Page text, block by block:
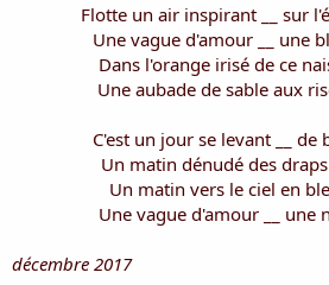
Flotte un air inspirant __ sur
Une vague d'amour __ une
Dans l'orange irisé de ce
Une aubade de sable aux
C'est un jour se levant __ de
Un matin dénudé des
Un matin vers le ciel en
Une vague d'amour __ une
décembre 2017